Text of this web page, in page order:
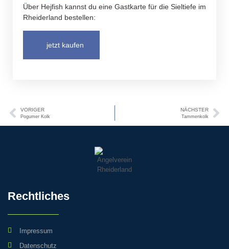
Über Hejfish kannst du eine Gastkarte für die Sieltiefe im
Rheiderland bestellen:
jetzt kaufen
VORIGER
Pogumer Kolk
NÄCHSTER
Tammenkolk
Rechtliches
Impressum
Datenschutz